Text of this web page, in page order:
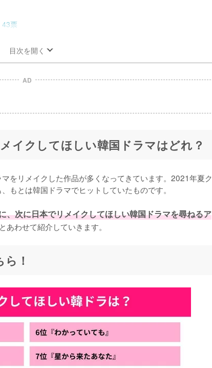
43票
目次を開く
AD
イクしてほしい韓国ドラマはどれ？
をリメイクした作品が多くなってきています。2021年夏ク
もとは韓国ドラマでヒットしていたものです。
、次に日本でリメイクしてほしい韓国ドラマを尋ねるア
わせて紹介していきます。
！